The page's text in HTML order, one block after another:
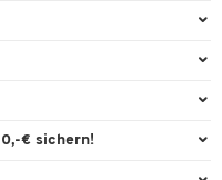
€ sichern!